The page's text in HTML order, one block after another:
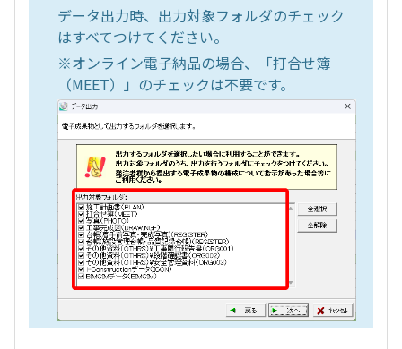
データ出力時、出力対象フォルダのチェック
はすべてつけてください。
※オンライン電子納品の場合、「打合せ簿
（MEET）」のチェックは不要です。